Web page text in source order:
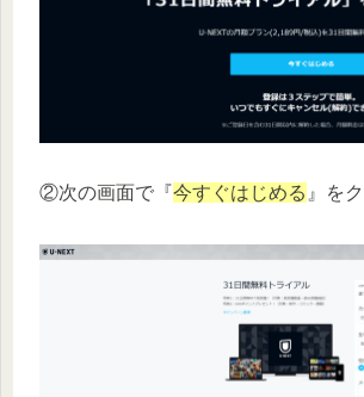
②次の画面で『 今すぐはじめる 』を